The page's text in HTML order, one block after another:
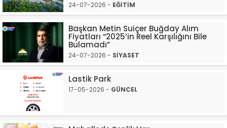
24-07-2026 - EĞİTİM
Başkan Metin Suiçer Buğday Alım
Fiyatları “2025’in Reel Karşılığını Bile
Bulamadı”
24-07-2026 - SİYASET
Lastik Park
17-05-2026 - GÜNCEL